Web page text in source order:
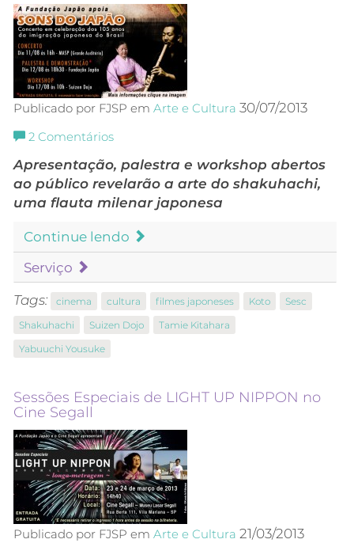
Publicado por FJSP em Arte e Cultura 30/07/2013
2 Comentários
Apresentação, palestra e workshop abertos
ao público revelarão a arte do shakuhachi,
uma flauta milenar japonesa
Continue lendo
Serviço
Tags: cinema cultura filmes japoneses Koto
Sesc
Shakuhachi
Suizen Dojo
Tamie Kitahara
Yabuuchi Yousuke
Sessões Especiais de LIGHT UP NIPPON no
Cine Segall
Publicado por FJSP em Arte e Cultura 21/03/2013